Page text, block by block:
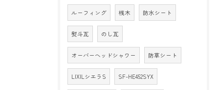
ルーフィング 桟木 防水シート
熨斗瓦 のし瓦
オーバーヘッドシャワー 防草シート
LIXILシエラS SF-HE452SYX